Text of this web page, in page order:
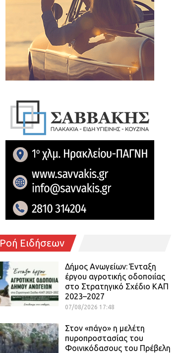
Ροή Ειδήσεων
Δήμος Ανωγείων: Ένταξη
έργου αγροτικής οδοποιίας
στο Στρατηγικό Σχέδιο ΚΑΠ
2023–2027
07/08/2026 17:48
Στον «πάγο» η μελέτη
πυροπροστασίας του
Φοινικόδασους του Πρέβελη